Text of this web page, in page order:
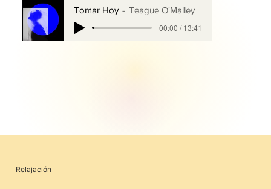
Tomar Hoy
Teague O'Malley
00:00 / 13:41
Relajación